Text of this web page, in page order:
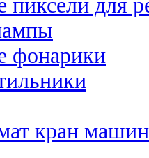
пиксели для
фонарики
кран